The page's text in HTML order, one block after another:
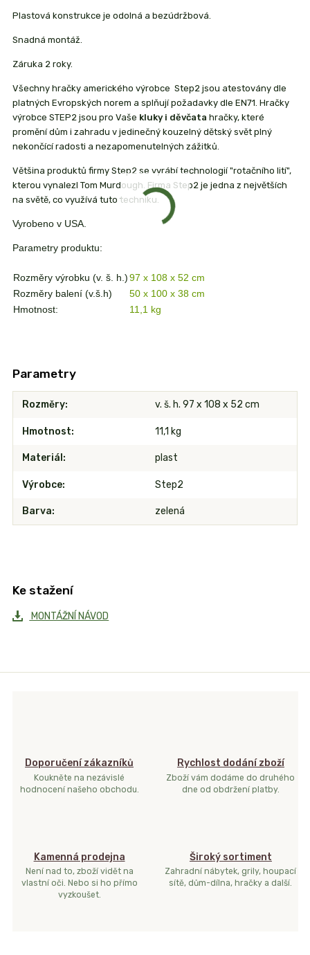
Plastová konstrukce je odolná a bezúdržbová.
Snadná montáž.
Záruka 2 roky.
Všechny hračky amerického výrobce Step2 jsou atestovány dle
platných Evropských norem a splňují požadavky dle EN71. Hračky
výrobce STEP2 jsou pro Vaše kluky i děvčata hračky, které
promění dům i zahradu v jedinečný kouzelný dětský svět plný
nekončící radosti a nezapomenutelných zážitků.
Většina produktů firmy Step2 se vyrábí technologií "rotačního lití",
kterou vynalezl Tom Murdough. Firma Step2 je jedna z největších
na světě, co využívá tuto techniku.
Vyrobeno v USA.
Parametry produktu:
Rozměry výrobku (v. š. h.)97 x 108 x 52 cm
Rozměry balení (v.š.h)
50 x 100 x 38 cm
Hmotnost:
11,1 kg
Parametry
Rozměry v. š. h. 97 x 108 x 52 cm
Hmotnost 11,1 kg
Materiál plast
Výrobce Step2
Barva zelená
Ke stažení
MONTÁŽNÍ NÁVOD
Doporučení zákazníků
Koukněte na nezávislé
hodnocení našeho obchodu.
Rychlost dodání zboží
Zboží vám dodáme do druhého
dne od obdržení platby.
Kamenná prodejna
Není nad to, zboží vidět na
vlastní oči. Nebo si ho přímo
vyzkoušet.
Široký sortiment
Zahradní nábytek, grily, houpací
sítě, dům-dílna, hračky a další.